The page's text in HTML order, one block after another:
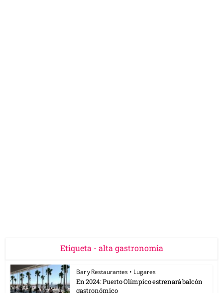
Etiqueta - alta gastronomia
Bar y Restaurantes • Lugares
En 2024: Puerto Olímpico estrenará balcón
gastronómico